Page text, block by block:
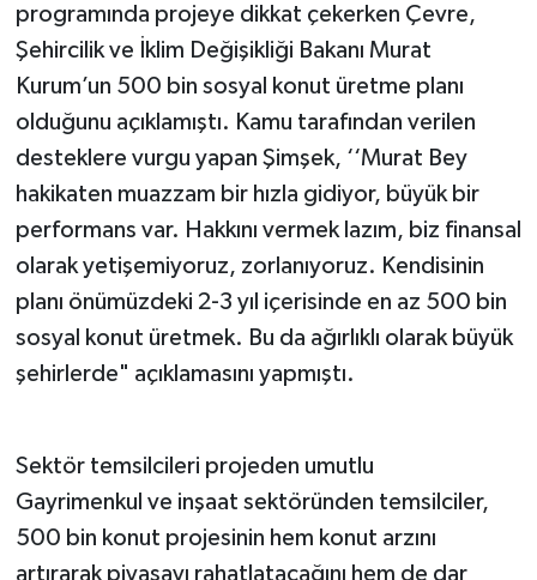
programında projeye dikkat çekerken Çevre,
Şehircilik ve İklim Değişikliği Bakanı Murat
Kurum’un 500 bin sosyal konut üretme planı
olduğunu açıklamıştı. Kamu tarafından verilen
desteklere vurgu yapan Şimşek, ‘‘Murat Bey
hakikaten muazzam bir hızla gidiyor, büyük bir
performans var. Hakkını vermek lazım, biz finansal
olarak yetişemiyoruz, zorlanıyoruz. Kendisinin
planı önümüzdeki 2-3 yıl içerisinde en az 500 bin
sosyal konut üretmek. Bu da ağırlıklı olarak büyük
şehirlerde" açıklamasını yapmıştı.
Sektör temsilcileri projeden umutlu
Gayrimenkul ve inşaat sektöründen temsilciler,
500 bin konut projesinin hem konut arzını
artırarak piyasayı rahatlatacağını hem de dar